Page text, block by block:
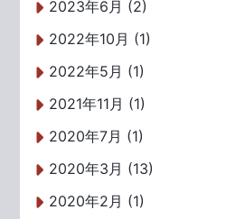
2023年6月 (2)
2022年10月 (1)
2022年5月 (1)
2021年11月 (1)
2020年7月 (1)
2020年3月 (13)
2020年2月 (1)